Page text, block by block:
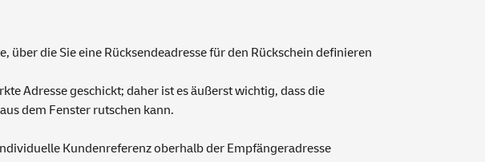
, über die Sie eine Rücksendeadresse für den Rückschein definieren
Adresse geschickt; daher ist es äußerst wichtig, dass die
dem Fenster rutschen kann.
Kundenreferenz oberhalb der Empfängeradresse